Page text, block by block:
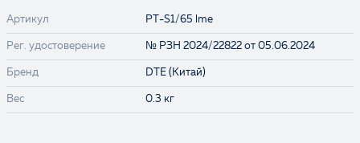
Артикул PT-S1/65 lme
Рег. удостоверение № РЗН 2024/22822 от 05.06.2024
Бренд DTE (Китай)
Вес 0.3 кг